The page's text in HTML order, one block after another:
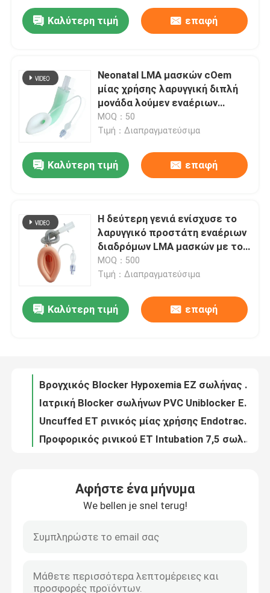
Αρχική Σελίδα
Προϊόντα
Εμφάνιση VR
Γύρος εργοστασίων
Ποιοτικός έλεγχος
Ζητήστε ένα απόσπασμα
Καλύτερη τιμή επαφή
Neonatal LMA μασκών cOem
μίας χρήσης λαρυγγική διπλή
μονάδα λούμεν εναέριων
διαδρόμων
MOQ：50
Τιμή：Διαπραγματεύσιμα
Καλύτερη τιμή επαφή
Η δεύτερη γενιά ενίσχυσε το
λαρυγγικό προστάτη εναέριων
διαδρόμων LMA μασκών με το
πειραματικό μπαλόνι
MOQ：500
Τιμή：Διαπραγματεύσιμα
Καλύτερη τιμή επαφή
Uncuffed ET ρινικός μίας χρήσης Endotracheal εναέριος διάδρομος σωλήνων για το χειρουργικό cOem
Προφορικός ρινικού ET Intubation 7,5 σωλήνας για το λατέξ νηπίων ελεύθερο
Αφήστε ένα μήνυμα
We bellen je snel terug!